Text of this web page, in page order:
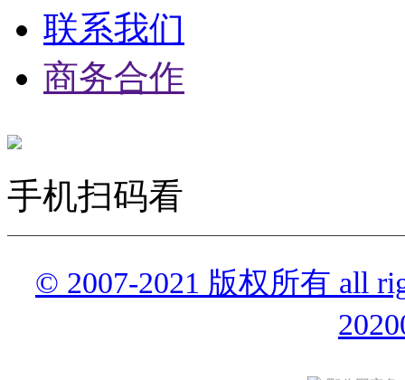
联系我们
商务合作
手机扫码看
© 2007-2021 版权所有 all